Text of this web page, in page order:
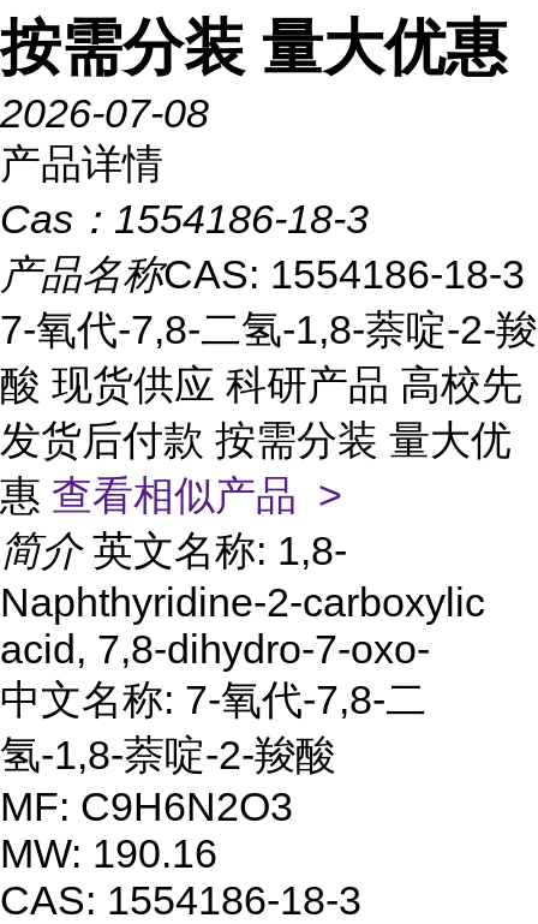
按需分装 量大优惠
2026-07-08
产品详情
Cas： 1554186-18-3
产品名称CAS: 1554186-18-3
7-氧代-7,8-二氢-1,8-萘啶-2-羧
酸 现货供应 科研产品 高校先
发货后付款 按需分装 量大优
惠 查看相似产品 >
简介 英文名称: 1,8-
Naphthyridine-2-carboxylic
acid, 7,8-dihydro-7-oxo-
中文名称: 7-氧代-7,8-二
氢-1,8-萘啶-2-羧酸
MF: C9H6N2O3
MW: 190.16
CAS: 1554186-18-3